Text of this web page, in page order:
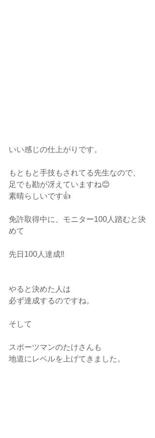
いい感じの仕上がりです。
もともと手技もされてる先生なので、
足でも勘が冴えていますね😊
素晴らしいです👍
免許取得中に、モニター100人踏むと決
めて
先日100人達成‼️
やると決めた人は
必ず達成するのですね。
そして
スポーツマンのたけさんも
地道にレベルを上げてきました。